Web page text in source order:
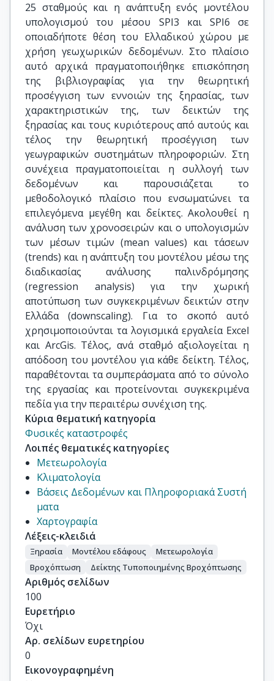
25 σταθμούς και η ανάπτυξη ενός μοντέλου
υπολογισμού του μέσου SPI3 και SPI6 σε
οποιαδήποτε θέση του Ελλαδικού χώρου με
χρήση γεωχωρικών δεδομένων. Στο πλαίσιο
αυτό αρχικά πραγματοποιήθηκε επισκόπηση
της βιβλιογραφίας για την θεωρητική
προσέγγιση των εννοιών της ξηρασίας, των
χαρακτηριστικών της, των δεικτών της
ξηρασίας και τους κυριότερους από αυτούς και
τέλος την θεωρητική προσέγγιση των
γεωγραφικών συστημάτων πληροφοριών. Στη
συνέχεια πραγματοποιείται η συλλογή των
δεδομένων και παρουσιάζεται το
μεθοδολογικό πλαίσιο που ενσωματώνει τα
επιλεγόμενα μεγέθη και δείκτες. Ακολουθεί η
ανάλυση των χρονοσειρών και ο υπολογισμών
των μέσων τιμών (mean values) και τάσεων
(trends) και η ανάπτυξη του μοντέλου μέσω της
διαδικασίας ανάλυσης παλινδρόμησης
(regression analysis) για την χωρική
αποτύπωση των συγκεκριμένων δεικτών στην
Ελλάδα (downscaling). Για το σκοπό αυτό
χρησιμοποιούνται τα λογισμικά εργαλεία Excel
και ArcGis. Τέλος, ανά σταθμό αξιολογείται η
απόδοση του μοντέλου για κάθε δείκτη. Τέλος,
παραθέτονται τα συμπεράσματα από το σύνολο
της εργασίας και προτείνονται συγκεκριμένα
πεδία για την περαιτέρω συνέχιση της.
Κύρια θεματική κατηγορία
Φυσικές καταστροφές
Λοιπές θεματικές κατηγορίες
Μετεωρολογία
Κλιματολογία
Βάσεις Δεδομένων και Πληροφοριακά Συστή
ματα
Χαρτογραφία
Λέξεις-κλειδιά
Ξηρασία Μοντέλου εδάφους
Μετεωρολογία
Βροχόπτωση
Δείκτης Τυποποιημένης Βροχόπτωσης
Αριθμός σελίδων
100
Ευρετήριο
Όχι
Αρ. σελίδων ευρετηρίου
0
Εικονογραφημένη